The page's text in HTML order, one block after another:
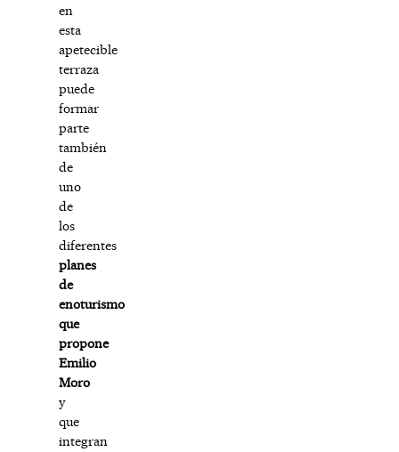
en
esta
apetecible
terraza
puede
formar
parte
también
de
uno
de
los
diferentes
planes
de
enoturismo
que
propone
Emilio
Moro
y
que
integran